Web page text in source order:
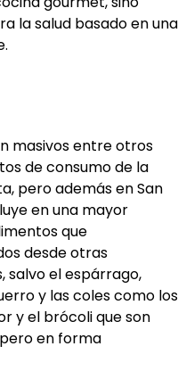
la salud basado en una
masivos entre otros
de consumo de la
pero además en San
en una mayor
que
desde otras
salvo el espárrago,
y las coles como los
y el brócoli que son
en forma